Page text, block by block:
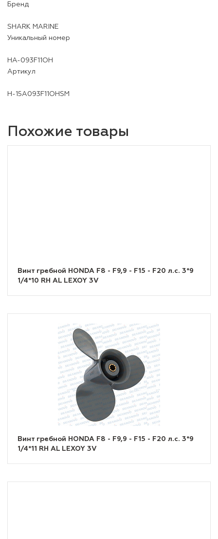
Бренд
SHARK MARINE
Уникальный номер
HA-093F11OH
Артикул
H-15A093F11OHSM
Похожие товары
Винт гребной HONDA F8 - F9,9 - F15 - F20 л.с. 3*9
1/4*10 RH AL LEXOY 3V
Винт гребной HONDA F8 - F9,9 - F15 - F20 л.с. 3*9
1/4*11 RH AL LEXOY 3V